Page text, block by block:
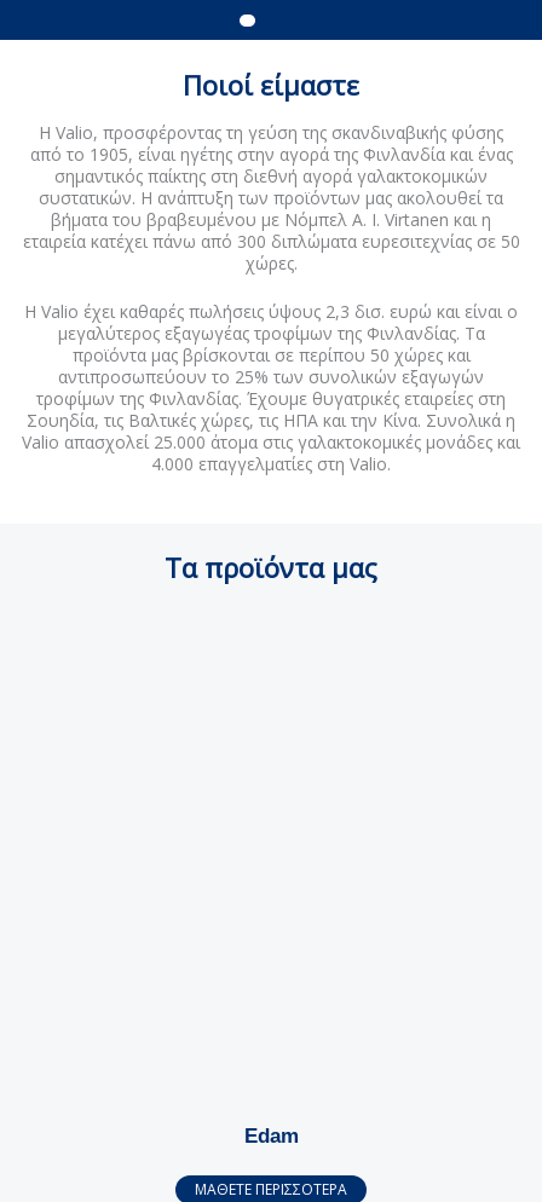
μας
ΜΑΘΕΤΕ
ΠΕΡΙΣΣΟΤΕΡΑ
Ποιοί είμαστε
Η Valio, προσφέροντας τη γεύση της σκανδιναβικής φύσης
από το 1905, είναι ηγέτης στην αγορά της Φινλανδία και ένας
σημαντικός παίκτης στη διεθνή αγορά γαλακτοκομικών
συστατικών. Η ανάπτυξη των προϊόντων μας ακολουθεί τα
βήματα του βραβευμένου με Νόμπελ A. I. Virtanen και η
εταιρεία κατέχει πάνω από 300 διπλώματα ευρεσιτεχνίας σε 50
χώρες.
Η Valio έχει καθαρές πωλήσεις ύψους 2,3 δισ. ευρώ και είναι ο
μεγαλύτερος εξαγωγέας τροφίμων της Φινλανδίας. Τα
προϊόντα μας βρίσκονται σε περίπου 50 χώρες και
αντιπροσωπεύουν το 25% των συνολικών εξαγωγών
τροφίμων της Φινλανδίας. Έχουμε θυγατρικές εταιρείες στη
Σουηδία, τις Βαλτικές χώρες, τις ΗΠΑ και την Κίνα. Συνολικά η
Valio απασχολεί 25.000 άτομα στις γαλακτοκομικές μονάδες και
4.000 επαγγελματίες στη Valio.
Τα προϊόντα μας
Edam
ΜΑΘΕΤΕ ΠΕΡΙΣΣΟΤΕΡΑ